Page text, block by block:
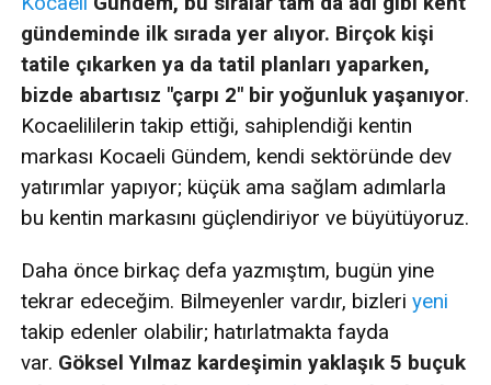
gündeminde ilk sırada yer alıyor. Birçok kişi
tatile çıkarken ya da tatil planları yaparken,
bizde abartısız "çarpı 2" bir yoğunluk yaşanıyor.
Kocaelililerin takip ettiği, sahiplendiği kentin
markası Kocaeli Gündem, kendi sektöründe dev
yatırımlar yapıyor; küçük ama sağlam adımlarla
bu kentin markasını güçlendiriyor ve büyütüyoruz.
Daha önce birkaç defa yazmıştım, bugün yine
tekrar edeceğim. Bilmeyenler vardır, bizleri yeni
takip edenler olabilir; hatırlatmakta fayda
var. Göksel Yılmaz kardeşimin yaklaşık 5 buçuk